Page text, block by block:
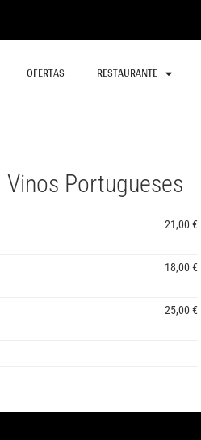
OFERTAS RESTAURANTE
Vinos Portugueses
21,00 €
18,00 €
25,00 €